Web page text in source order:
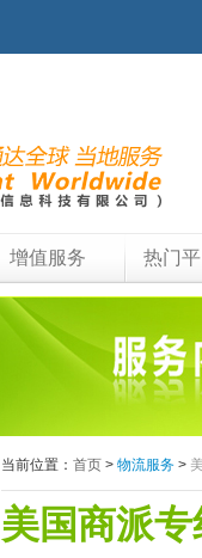
增值服务 热门
当前位置： 首页 > 物流服务 >
美国商派专